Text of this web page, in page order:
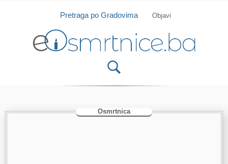
Isprobajte našu Android i IOS aplikaciju
Pretraga po Gradovima Objavi
Osmrtnica